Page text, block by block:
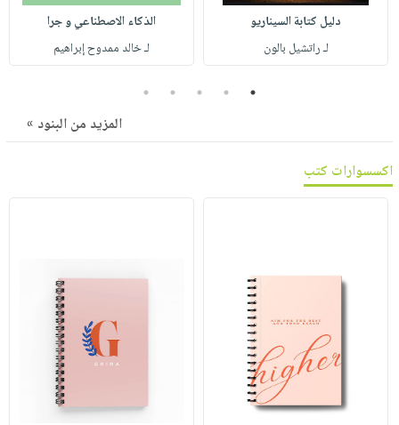
صابون
مناسبات
فيديوهات
يتكرر
نيل
وفرات
انشر
دليل كتابة السيناريو
لـ راتشيل بالون
الذكاء الاصطناعي و جرا
لـ خالد ممدوح إبراهيم
1
2
3
4
5
المزيد من البنود »
اكسسوارات كتب